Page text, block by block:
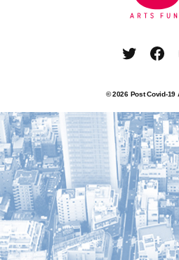
Twitter
© 2026 Post Covid-19